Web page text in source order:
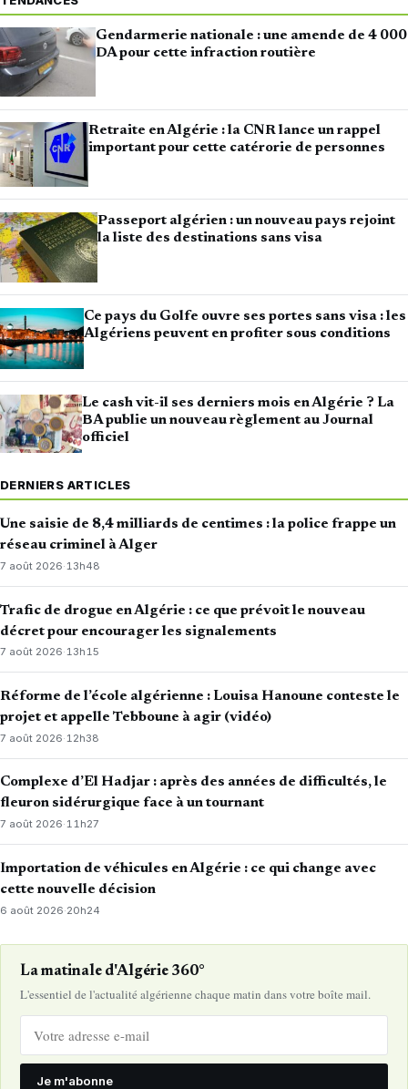
Gendarmerie nationale : une amende de 4 000
DA pour cette infraction routière
Retraite en Algérie : la CNR lance un rappel
important pour cette catérorie de personnes
Passeport algérien : un nouveau pays rejoint
la liste des destinations sans visa
Ce pays du Golfe ouvre ses portes sans visa : les
Algériens peuvent en profiter sous conditions
Le cash vit-il ses derniers mois en Algérie ? La
BA publie un nouveau règlement au Journal
officiel
DERNIERS ARTICLES
Une saisie de 8,4 milliards de centimes : la police frappe un
réseau criminel à Alger
7 août 2026·13h48
Trafic de drogue en Algérie : ce que prévoit le nouveau
décret pour encourager les signalements
7 août 2026·13h15
Réforme de l’école algérienne : Louisa Hanoune conteste le
projet et appelle Tebboune à agir (vidéo)
7 août 2026· 12h38
Complexe d’El Hadjar : après des années de difficultés, le
fleuron sidérurgique face à un tournant
7 août 2026·11h27
Importation de véhicules en Algérie : ce qui change avec
cette nouvelle décision
6 août 2026·20h24
La matinale d'Algérie 360°
L'essentiel de l'actualité algérienne chaque matin dans votre boîte mail.
Je m'abonne